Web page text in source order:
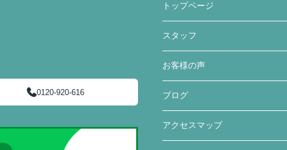
0120-920-616
トップページ
スタッフ
お客様の声
ブログ
アクセスマップ